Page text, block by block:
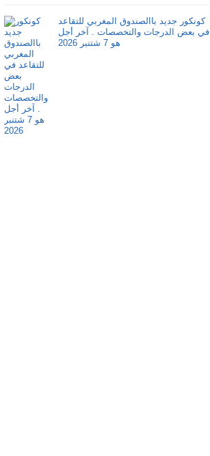
كونكور جديد باالصندوق المغربي للتقاعد
في بعض الدرجات والتخصصات . آخر أجل
هو 7 شتنبر 2026